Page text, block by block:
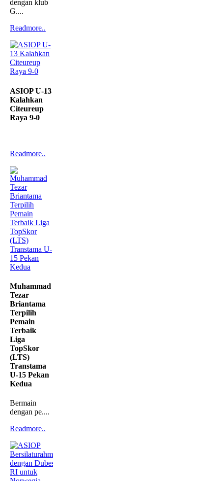
dengan klub
G....
Readmore..
ASIOP U-13
Kalahkan
Citeureup
Raya 9-0
Readmore..
Muhammad
Tezar
Briantama
Terpilih
Pemain
Terbaik
Liga
TopSkor
(LTS)
Transtama
U-15 Pekan
Kedua
Bermain
dengan pe....
Readmore..